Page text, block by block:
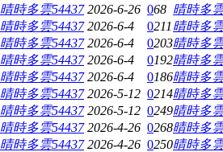
晴時多雲54437 2026-6-26 068 晴時多
晴時多雲54437 2026-6-4 0211 晴時多
晴時多雲54437 2026-6-4 0203晴時多
晴時多雲54437 2026-6-4 0192晴時多
晴時多雲54437 2026-6-4 0186晴時多
晴時多雲54437 2026-5-12 0214晴時多
晴時多雲54437 2026-5-12 0249晴時多
晴時多雲54437 2026-4-26 0268晴時多
晴時多雲54437 2026-4-26 0250晴時多